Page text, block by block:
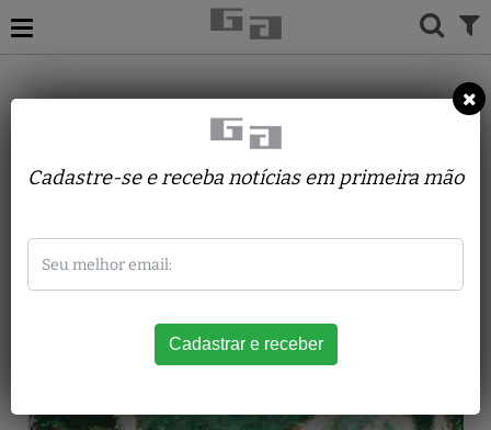
PAULINO LAZUR
Verde
Cadastre-se e receba notícias em primeira mão